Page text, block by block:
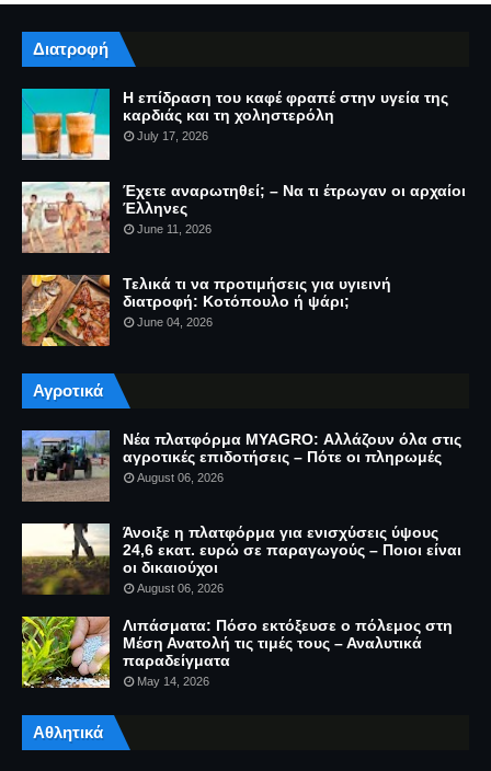
Διατροφή
Η επίδραση του καφέ φραπέ στην υγεία της
καρδιάς και τη χοληστερόλη
July 17, 2026
Έχετε αναρωτηθεί; – Να τι έτρωγαν οι αρχαίοι
Έλληνες
June 11, 2026
Τελικά τι να προτιμήσεις για υγιεινή
διατροφή: Κοτόπουλο ή ψάρι;
June 04, 2026
Αγροτικά
Νέα πλατφόρμα MYAGRO: Αλλάζουν όλα στις
αγροτικές επιδοτήσεις – Πότε οι πληρωμές
August 06, 2026
Άνοιξε η πλατφόρμα για ενισχύσεις ύψους
24,6 εκατ. ευρώ σε παραγωγούς – Ποιοι είναι
οι δικαιούχοι
August 06, 2026
Λιπάσματα: Πόσο εκτόξευσε ο πόλεμος στη
Μέση Ανατολή τις τιμές τους – Αναλυτικά
παραδείγματα
May 14, 2026
Αθλητικά